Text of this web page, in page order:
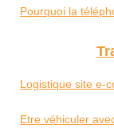
Pourquoi la
Logistique site e-
Etre véhiculer avec